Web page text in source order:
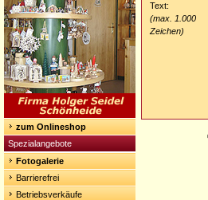
zum Onlineshop
Spezialangebote
Fotogalerie
Barrierefrei
Betriebsverkäufe
Text:
(max. 1.000
Zeichen)